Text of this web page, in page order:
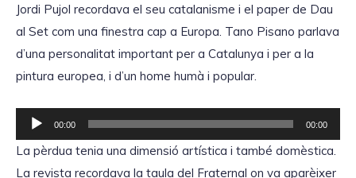
Jordi Pujol recordava el seu catalanisme i el paper de Dau
al Set com una finestra cap a Europa. Tano Pisano parlava
d’una personalitat important per a Catalunya i per a la
pintura europea, i d’un home humà i popular.
e
00:00 00:00
La pèrdua tenia una dimensió artística i també domèstica.
La revista recordava la taula del Fraternal on va aparèixer